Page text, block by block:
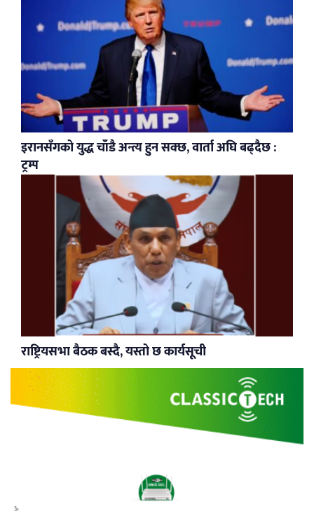
इरानसँगको युद्ध चाँडै अन्त्य हुन सक्छ, वार्ता अघि बढ्दैछ :
ट्रम्प
राष्ट्रियसभा बैठक बस्दै, यस्तो छ कार्यसूची